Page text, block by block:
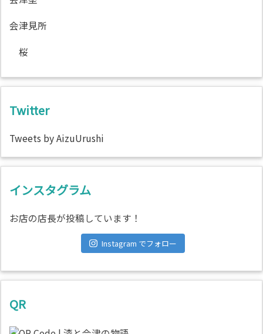
会津見所
桜
Twitter
Tweets by AizuUrushi
インスタグラム
お店の店長が投稿しています！
Instagram でフォロー
QR